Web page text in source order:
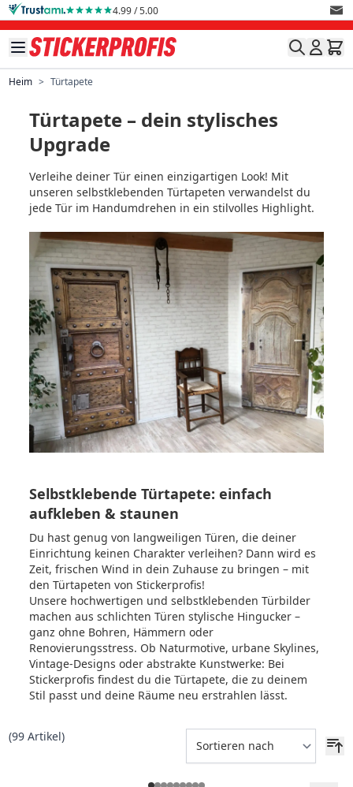
Direkt zum Inhalt 4.99 / 5.00
Heim > Türtapete
Türtapete – dein stylisches
Upgrade
Verleihe deiner Tür einen einzigartigen Look! Mit
unseren selbstklebenden Türtapeten verwandelst du
jede Tür im Handumdrehen in ein stilvolles Highlight.
Selbstklebende Türtapete: einfach
aufkleben & staunen
Du hast genug von langweiligen Türen, die deiner
Einrichtung keinen Charakter verleihen? Dann wird es
Zeit, frischen Wind in dein Zuhause zu bringen – mit
den Türtapeten von Stickerprofis!
Unsere hochwertigen und selbstklebenden Türbilder
machen aus schlichten Türen stylische Hingucker –
ganz ohne Bohren, Hämmern oder
Renovierungsstress. Ob Naturmotive, urbane Skylines,
Vintage-Designs oder abstrakte Kunstwerke: Bei
Stickerprofis findest du die Türtapete, die zu deinem
Stil passt und deine Räume neu erstrahlen lässt.
(99 Artikel)